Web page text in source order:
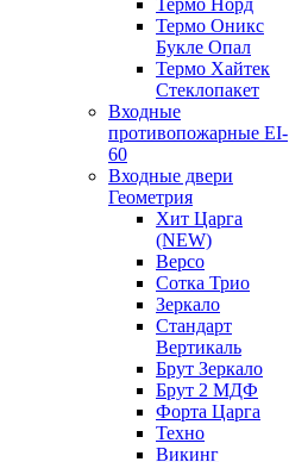
Термо Норд
Термо Оникс
Букле Опал
Термо Хайтек
Стеклопакет
Входные
противопожарные EI-
60
Входные двери
Геометрия
Хит Царга
(NEW)
Версо
Сотка Трио
Зеркало
Стандарт
Вертикаль
Брут Зеркало
Брут 2 МДФ
Форта Царга
Техно
Викинг